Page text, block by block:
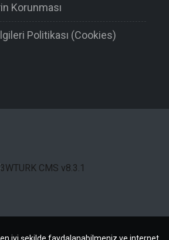
Korunması
Politikası (Cookies)